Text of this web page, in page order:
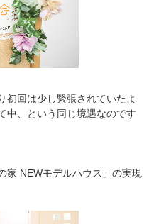
初回は少し緊張されていたよ
中、という同じ境遇なのです
家 NEWモデルハウス」の実現